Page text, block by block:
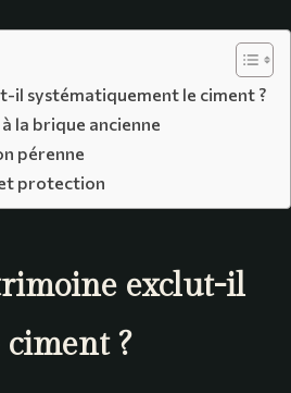
il systématiquement le ciment ?
la brique ancienne
pérenne
protection
exclut-il
?